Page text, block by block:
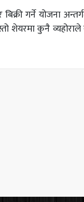
गर्ने योजना
शेयरमा कुनै